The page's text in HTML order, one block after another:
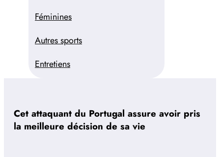
Féminines
Autres sports
Entretiens
Cet attaquant du Portugal assure avoir pris
la meilleure décision de sa vie